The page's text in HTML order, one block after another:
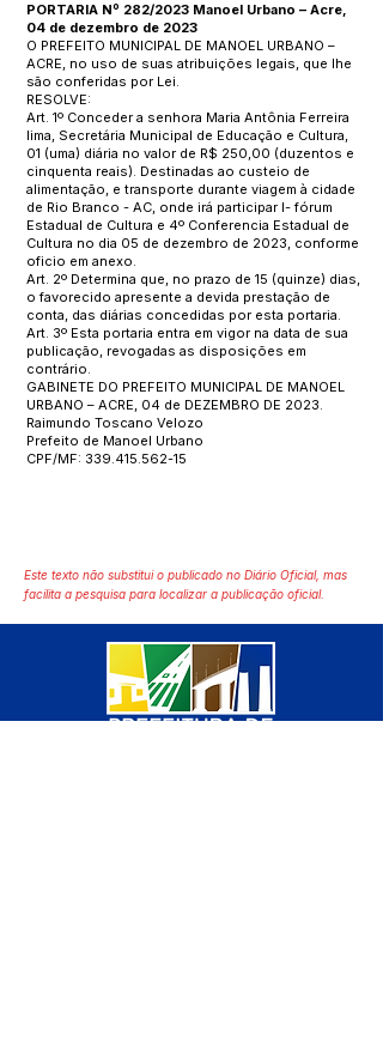
PORTARIA Nº 282/2023 Manoel Urbano – Acre,
04 de dezembro de 2023
O PREFEITO MUNICIPAL DE MANOEL URBANO –
ACRE, no uso de suas atribuições legais, que lhe
são conferidas por Lei.
RESOLVE:
Art. 1º Conceder a senhora Maria Antônia Ferreira
lima, Secretária Municipal de Educação e Cultura,
01 (uma) diária no valor de R$ 250,00 (duzentos e
cinquenta reais). Destinadas ao custeio de
alimentação, e transporte durante viagem à cidade
de Rio Branco - AC, onde irá participar I- fórum
Estadual de Cultura e 4º Conferencia Estadual de
Cultura no dia 05 de dezembro de 2023, conforme
oficio em anexo.
Art. 2º Determina que, no prazo de 15 (quinze) dias,
o favorecido apresente a devida prestação de
conta, das diárias concedidas por esta portaria.
Art. 3º Esta portaria entra em vigor na data de sua
publicação, revogadas as disposições em
contrário.
GABINETE DO PREFEITO MUNICIPAL DE MANOEL
URBANO – ACRE, 04 de DEZEMBRO DE 2023.
Raimundo Toscano Velozo
Prefeito de Manoel Urbano
CPF/MF: 339.415.562-15
Este texto não substitui o publicado no Diário Oficial, mas
facilita a pesquisa para localizar a publicação oficial.